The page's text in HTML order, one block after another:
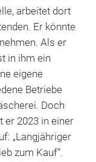
arbeitet dort
Er könnte
Als er
in ihm ein
eigene
Betriebe
Doch
er 2023 in einer
„Langjähriger
zum Kauf“.